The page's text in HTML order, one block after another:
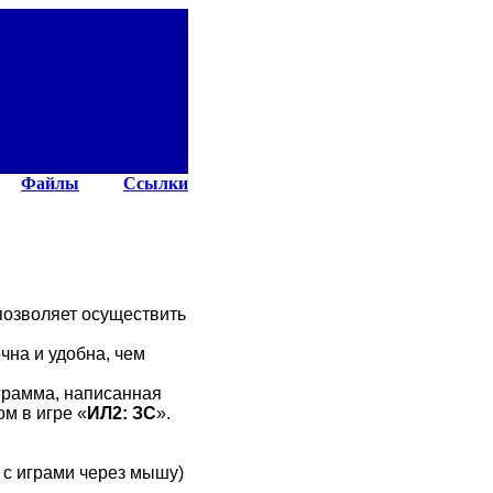
Файлы Ссылки
осуществить
и удобна, чем
написанная
в игре «ИЛ2: ЗС».
играми через мышу)